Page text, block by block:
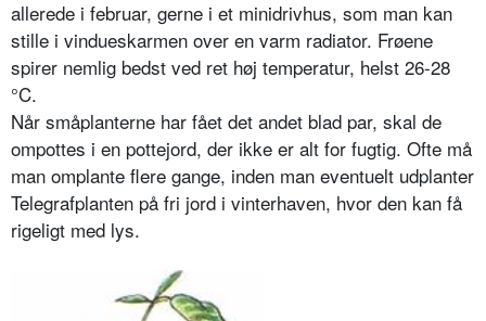
allerede i februar, gerne i et minidrivhus, som man kan
stille i vindueskarmen over en varm radiator. Frøene
spirer nemlig bedst ved ret høj temperatur, helst 26-28
°C.
Når småplanterne har fået det andet blad par, skal de
ompottes i en pottejord, der ikke er alt for fugtig. Ofte må
man omplante flere gange, inden man eventuelt udplanter
Telegrafplanten på fri jord i vinterhaven, hvor den kan få
rigeligt med lys.